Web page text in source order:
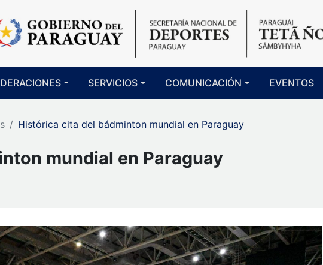
SERVICIOS COMUNICACIÓN EVENTOS
Histórica cita del bádminton mundial en Paraguay
mundial en Paraguay